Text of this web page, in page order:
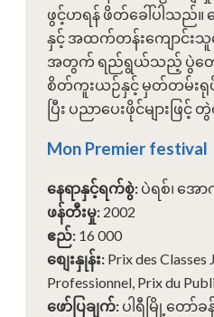
ဖွင့်ဟရန် ဖိတ်ခေါ်ပါသည်။
နှင့် အထက်တန်းကျောင်းသူက
အတွက် ရည်ရွယ်သည့် ပွဲတေ
စိတ်ကူးယဉ်နှင့် မှတ်တမ်းရုပ်ရှ
ပြီး ပညာပေးဖိုင်များဖြ
Mon Premier festival
နေရာနှင့်ရက်စွဲ: ပဲရစ်၊ အ
ဖန်တီးမှု: 2002
ဧည်: 16 000
စျေးနှုန်း: Prix des Classes
Professionnel, Prix du
ဖော်ပြချက်: ပါရီမြို့တော်ခ